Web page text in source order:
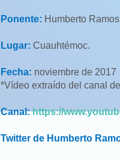
Ponente: Humberto
Lugar: Cuauhtémoc.
Fecha: noviembre de 2017
*Vídeo extraído del canal
Canal: https://
Twitter de Humberto